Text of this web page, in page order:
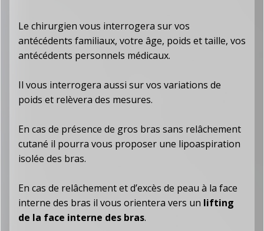
Le chirurgien vous interrogera sur vos
antécédents familiaux, votre âge, poids et taille, vos
antécédents personnels médicaux.
Il vous interrogera aussi sur vos variations de
poids et relèvera des mesures.
En cas de présence de gros bras sans relâchement
cutané il pourra vous proposer une lipoaspiration
isolée des bras.
En cas de relâchement et d’excès de peau à la face
interne des bras il vous orientera vers un lifting
de la face interne des bras.